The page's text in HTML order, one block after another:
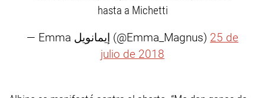
hasta a Michetti
— Emma إيمانويل (@Emma_Magnus) 25 de
julio de 2018